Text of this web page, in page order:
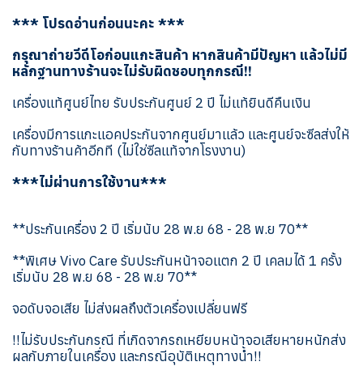
*** โปรดอ่านก่อนนะคะ ***
กรุณาถ่ายวีดีโอก่อนแกะสินค้า หากสินค้ามีปัญหา แล้วไม่มี
หลักฐานทางร้านจะไม่รับผิดชอบทุกกรณี!!
เครื่องแท้ศูนย์ไทย รับประกันศูนย์ 2 ปี ไม่แท้ยินดีคืนเงิน
เครื่องมีการแกะแอคประกันจากศูนย์มาแล้ว และศูนย์จะซีลส่งให้
กับทางร้านค้าอีกที (ไม่ใช่ซีลแท้จากโรงงาน)
***ไม่ผ่านการใช้งาน***
**ประกันเครื่อง 2 ปี เริ่มนับ 28 พ.ย 68 - 28 พ.ย 70**
**พิเศษ Vivo Care รับประกันหน้าจอแตก 2 ปี เคลมได้ 1 ครั้ง
เริ่มนับ 28 พ.ย 68 - 28 พ.ย 70**
จอดับจอเสีย ไม่ส่งผลถึงตัวเครื่องเปลี่ยนฟรี
!!ไม่รับประกันกรณี ที่เกิดจากรถเหยียบหน้าจอเสียหายหนักส่ง
ผลกับภายในเครื่อง และกรณีอุบัติเหตุทางน้ำ!!